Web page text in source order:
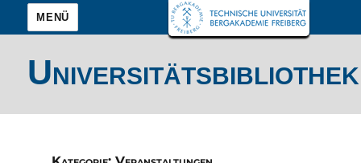
MENÜ
Universitätsbibliothek